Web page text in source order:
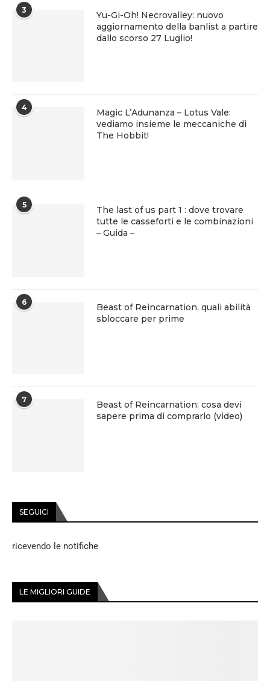
3
Yu-Gi-Oh! Necrovalley: nuovo
aggiornamento della banlist a partire
dallo scorso 27 Luglio!
4
Magic L’Adunanza – Lotus Vale:
vediamo insieme le meccaniche di
The Hobbit!
5
The last of us part 1 : dove trovare
tutte le casseforti e le combinazioni
– Guida –
6
Beast of Reincarnation, quali abilità
sbloccare per prime
7
Beast of Reincarnation: cosa devi
sapere prima di comprarlo (video)
SEGUICI
ricevendo le notifiche
LE MIGLIORI GUIDE